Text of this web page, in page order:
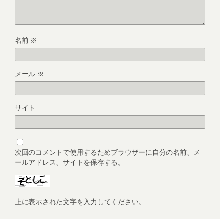
名前 ※
メール ※
サイト
次回のコメントで使用するためブラウザーに自分の名前、メ
ールアドレス、サイトを保存する。
上に表示された文字を入力してください。